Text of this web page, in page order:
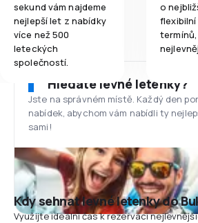
sekund vám najdeme
nejlepší let z nabídky
více než 500
leteckých
společností.
o
Hledáte levné letenky?
Jste na správném místě. Každý den
nabídek, abychom vám nabídli ty
sami!
Kdy sehnat levné letenky do
Využijte ideální čas k rezervaci